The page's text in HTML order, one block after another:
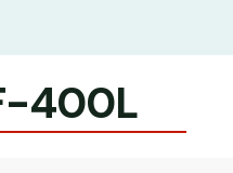
400L